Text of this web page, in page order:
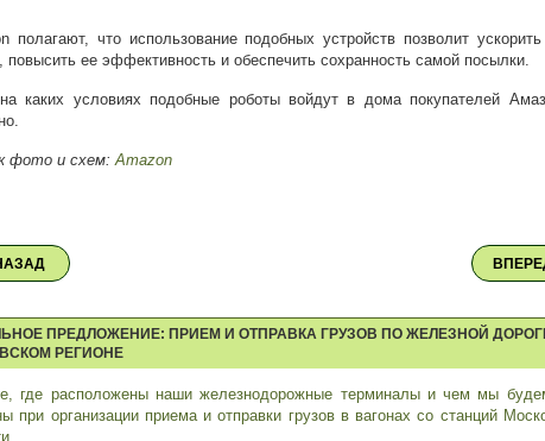
полагают, что использование подобных устройств позволит
повысить ее эффективность и обеспечить сохранность самой посылки.
каких условиях подобные роботы войдут в дома покупателей
фото и схем:Amazon
ПРЕДЛОЖЕНИЕ: ПРИЕМ И ОТПРАВКА ГРУЗОВ ПО ЖЕЛЕЗНОЙ
РЕГИОНЕ
где расположены наши железнодорожные терминалы и чем мы
при организации приема и отправки грузов в вагонах со станций